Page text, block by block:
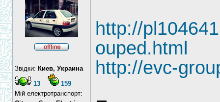
Звідки: Киев, Украина
13
159
Мій електротранспорт:
http://
ouped.html
http://evc-